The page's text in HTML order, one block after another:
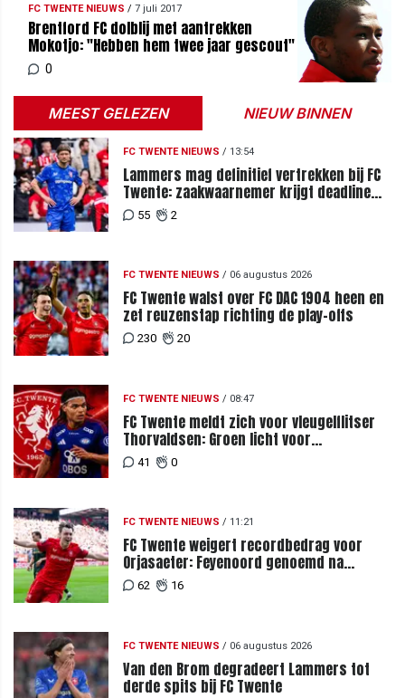
FC TWENTE NIEUWS / 7 juli 2017
Brentford FC dolblij met aantrekken
Mokotjo: "Hebben hem twee jaar gescout"
0
MEEST GELEZEN NIEUW BINNEN
FC TWENTE NIEUWS / 13:54
Lammers mag definitief vertrekken bij FC
Twente: zaakwaarnemer krijgt deadline
vanwege komst vervanger
55 2
FC TWENTE NIEUWS / 06 augustus 2026
FC Twente walst over FC DAC 1904 heen en
zet reuzenstap richting de play-offs
230 20
FC TWENTE NIEUWS / 08:47
FC Twente meldt zich voor vleugelflitser
Thorvaldsen: Groen licht voor
miljoenenbod
41 0
FC TWENTE NIEUWS / 11:21
FC Twente weigert recordbedrag voor
Orjasaeter: Feyenoord genoemd na
megabod
62 16
FC TWENTE NIEUWS / 06 augustus 2026
Van den Brom degradeert Lammers tot
derde spits bij FC Twente